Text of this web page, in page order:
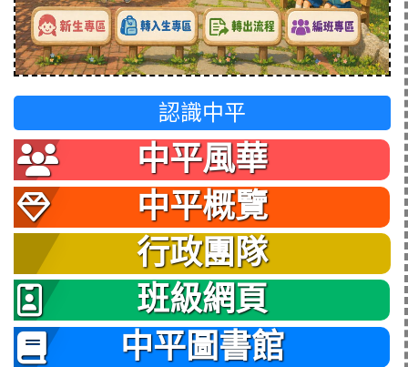
認識中平
中平風華
中平概覽
行政團隊
班級網頁
中平圖書館